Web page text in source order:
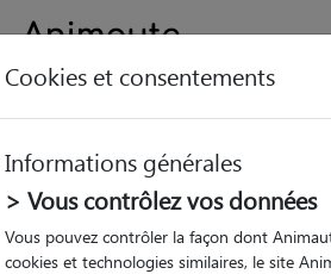
GARDE
Trouvez une
Brives-Charensac
Cookies et consentements
Informations générales
> Vous contrôlez vos données
Vous pouvez contrôler la façon dont
cookies et technologies similaires, le site